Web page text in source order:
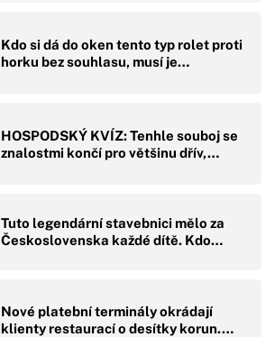
Kdo si dá do oken tento typ rolet proti
horku bez souhlasu, musí je…
HOSPODSKÝ KVÍZ: Tenhle souboj se
znalostmi končí pro většinu dřív,…
Tuto legendární stavebnici mělo za
Československa každé dítě. Kdo…
Nové platební terminály okrádají
klienty restaurací o desítky korun.…